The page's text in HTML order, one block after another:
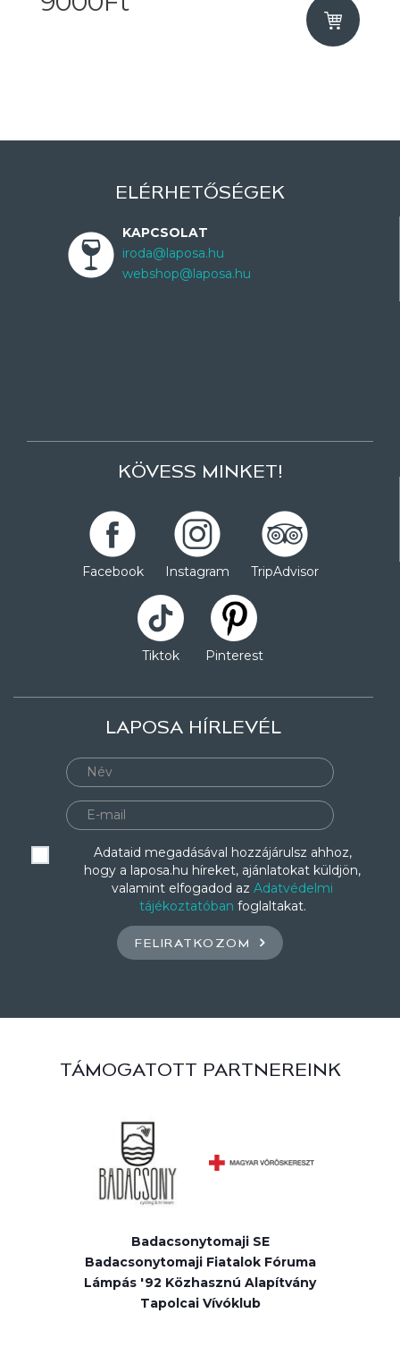
ELÉRHETŐSÉGEK
KAPCSOLAT
iroda@laposa.hu
webshop@laposa.hu
KÖVESS MINKET!
Facebook Instagram TripAdvisor
Tiktok Pinterest
LAPOSA HÍRLEVÉL
Adataid megadásával hozzájárulsz ahhoz,
hogy a laposa.hu híreket, ajánlatokat küldjön,
valamint elfogadod az Adatvédelmi
tájékoztatóban foglaltakat.
FELIRATKOZOM
TÁMOGATOTT PARTNEREINK
Badacsonytomaji SE
Badacsonytomaji Fiatalok Fóruma
Lámpás '92 Közhasznú Alapítvány
Tapolcai Vívóklub